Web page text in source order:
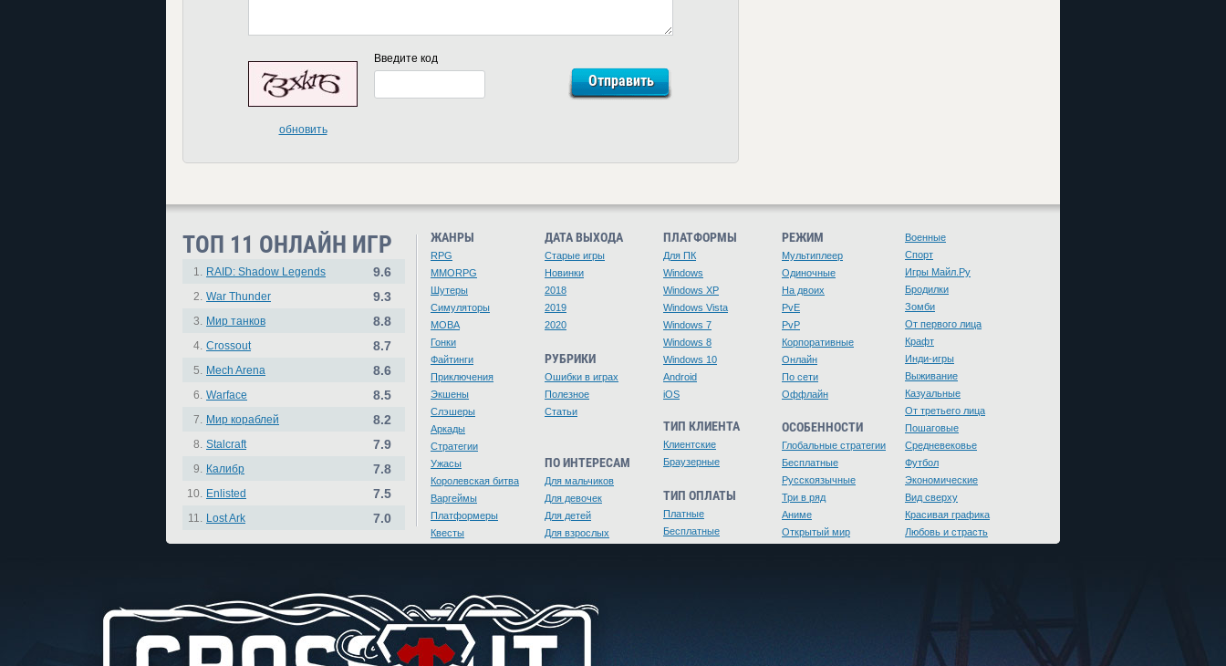
обновить
Введите код
ТОП 11 ОНЛАЙН ИГР
1. RAID: Shadow Legends 9.6
2. War Thunder 9.3
3. Мир танков 8.8
4. Crossout 8.7
5. Mech Arena 8.6
6. Warface 8.5
7. Мир кораблей 8.2
8. Stalcraft 7.9
9. Калибр 7.8
10. Enlisted 7.5
11. Lost Ark 7.0
ЖАНРЫ
RPG
MMORPG
Шутеры
Симуляторы
MOBA
Гонки
Файтинги
Приключения
Экшены
Слэшеры
Аркады
Стратегии
Ужасы
Королевская битва
Варгеймы
Платформеры
Квесты
ДАТА ВЫХОДА
Старые игры
Новинки
2018
2019
2020
РУБРИКИ
Ошибки в играх
Полезное
Статьи
ПО ИНТЕРЕСАМ
Для мальчиков
Для девочек
Для детей
Для взрослых
ПЛАТФОРМЫ
Для ПК
Windows
Windows XP
Windows Vista
Windows 7
Windows 8
Windows 10
Android
iOS
ТИП КЛИЕНТА
Клиентские
Браузерные
ТИП ОПЛАТЫ
Платные
Бесплатные
РЕЖИМ
Мультиплеер
Одиночные
На двоих
PvE
PvP
Корпоративные
Онлайн
По сети
Оффлайн
ОСОБЕННОСТИ
Глобальные стратегии
Бесплатные
Русскоязычные
Три в ряд
Аниме
Открытый мир
Военные
Спорт
Игры Майл.Ру
Бродилки
Зомби
От первого лица
Крафт
Инди-игры
Выживание
Казуальные
От третьего лица
Пошаговые
Средневековье
Футбол
Экономические
Вид сверху
Красивая графика
Любовь и страсть